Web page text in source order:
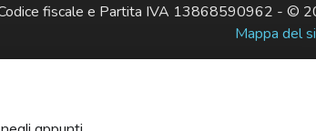
fiscale e Partita IVA 13868590962 - ©
Mappa del